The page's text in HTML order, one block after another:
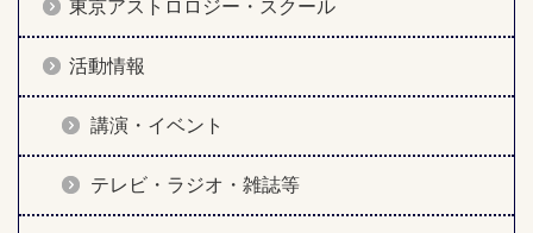
東京アストロロジー・スクール
活動情報
講演・イベント
テレビ・ラジオ・雑誌等